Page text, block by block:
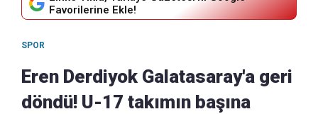
Favorilerine Ekle!
SPOR
Eren Derdiyok Galatasaray'a geri
döndü! U-17 takımın başına